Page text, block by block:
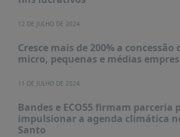
12 DE JULHO DE 2024
Cresce mais de 200% a
micro, pequenas e médias
11 DE JULHO DE 2024
Bandes e ECO55 firmam parceria
impulsionar a agenda climática
Santo